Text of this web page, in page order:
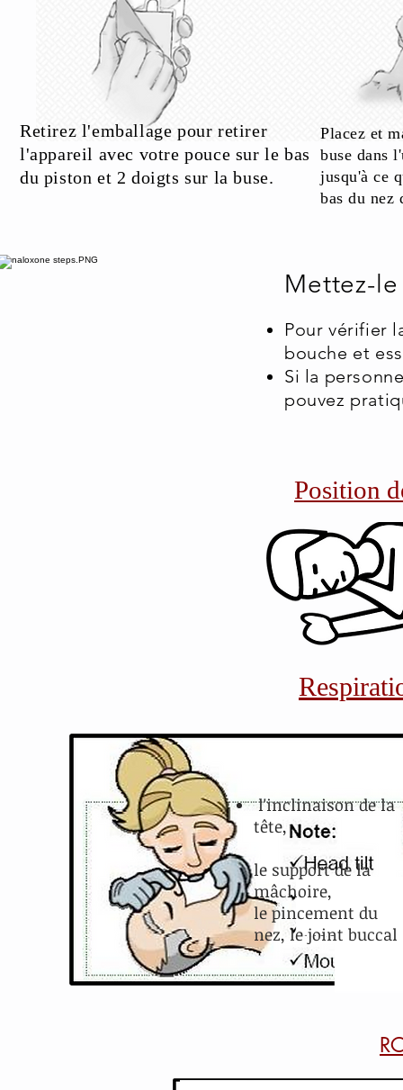
Retirez l'emballage pour retirer
l'appareil avec votre pouce sur le bas
du piston et 2 doigts sur la buse.
Placez et
buse dans
jusqu'à ce
bas du nez
Mettez-
Pour vérifier
bouche et
Si la
pouvez
Position
l'inclinaison de la
tête,
le support de la
mâchoire,
​le pincement du
nez, le joint buccal